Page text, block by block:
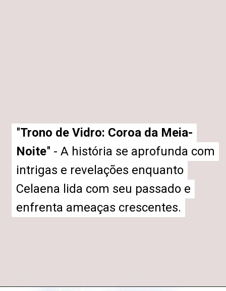
"Trono de Vidro: Coroa da Meia-
Noite" - A história se aprofunda com
intrigas e revelações enquanto
Celaena lida com seu passado e
enfrenta ameaças crescentes.
"Trono de Vidro: Coroa da Meia-
Noite" - A história se aprofunda com
intrigas e revelações enquanto
Celaena lida com seu passado e
enfrenta ameaças crescentes.